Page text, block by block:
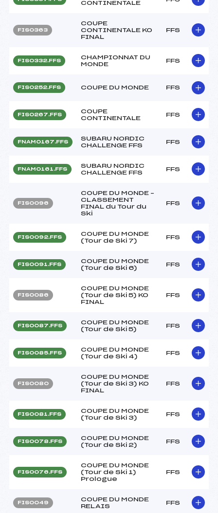
CONTINENTALE
FIS0363
COUPE
CONTINENTALE KO
FINAL
FFS
FIS0332.FFS
CHAMPIONNAT DU
MONDE
FFS
FIS0252.FFS COUPE DU MONDE FFS
FIS0267.FFS
COUPE
CONTINENTALE
FFS
FNAM0167.FFS
SUBARU NORDIC
CHALLENGE FFS
FFS
FNAM0161.FFS
SUBARU NORDIC
CHALLENGE FFS
FFS
FIS0096
COUPE DU MONDE –
CLASSEMENT
FINAL du Tour du
Ski
FFS
FIS0092.FFS
COUPE DU MONDE
(Tour de Ski 7)
FFS
FIS0091.FFS
COUPE DU MONDE
(Tour de Ski 6)
FFS
FIS0086
COUPE DU MONDE
(Tour de Ski 5) KO
FINAL
FFS
FIS0087.FFS
COUPE DU MONDE
(Tour de Ski 5)
FFS
FIS0085.FFS
COUPE DU MONDE
(Tour de Ski 4)
FFS
FIS0080
COUPE DU MONDE
(Tour de Ski 3) KO
FINAL
FFS
FIS0081.FFS
COUPE DU MONDE
(Tour de Ski 3)
FFS
FIS0078.FFS
COUPE DU MONDE
(Tour de Ski 2)
FFS
FIS0076.FFS
COUPE DU MONDE
(Tour de Ski 1)
Prologue
FFS
FIS0049
COUPE DU MONDE
RELAIS
FFS